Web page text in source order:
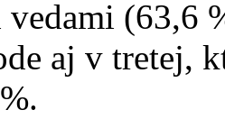
(63,6
aj v tretej,